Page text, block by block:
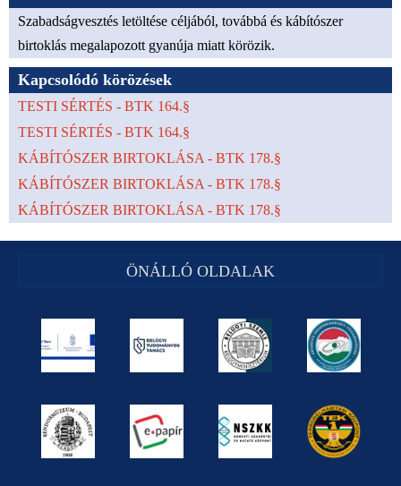
Szabadságvesztés letöltése céljából, továbbá és kábítószer
birtoklás megalapozott gyanúja miatt körözik.
Kapcsolódó körözések
TESTI SÉRTÉS - BTK 164.§
TESTI SÉRTÉS - BTK 164.§
KÁBÍTÓSZER BIRTOKLÁSA - BTK 178.§
KÁBÍTÓSZER BIRTOKLÁSA - BTK 178.§
KÁBÍTÓSZER BIRTOKLÁSA - BTK 178.§
ÖNÁLLÓ OLDALAK